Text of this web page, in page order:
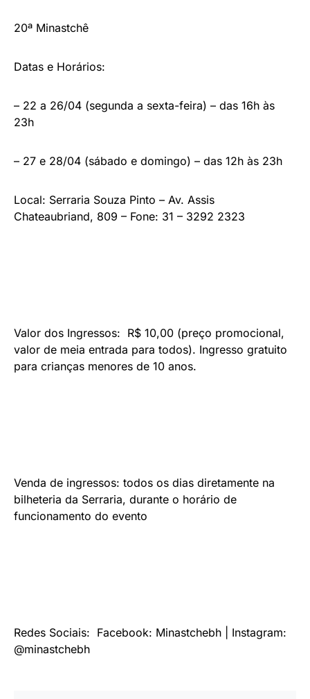
20ª Minastchê
Datas e Horários:
– 22 a 26/04 (segunda a sexta-feira) – das 16h às
23h
– 27 e 28/04 (sábado e domingo) – das 12h às 23h
Local: Serraria Souza Pinto – Av. Assis
Chateaubriand, 809 – Fone: 31 – 3292 2323
Valor dos Ingressos: R$ 10,00 (preço promocional,
valor de meia entrada para todos). Ingresso gratuito
para crianças menores de 10 anos.
Venda de ingressos: todos os dias diretamente na
bilheteria da Serraria, durante o horário de
funcionamento do evento
Redes Sociais: Facebook: Minastchebh | Instagram:
@minastchebh